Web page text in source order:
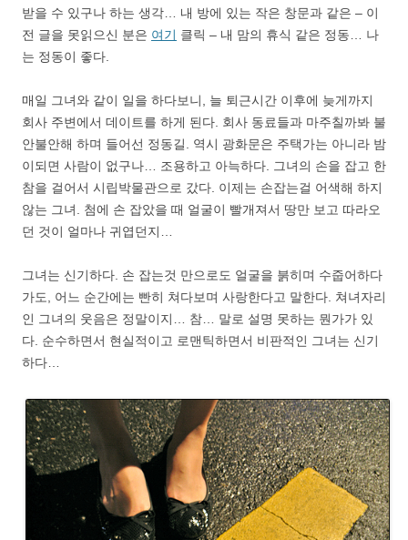
받을 수 있구나 하는 생각… 내 방에 있는 작은 창문과 같은 – 이
전 글을 못읽으신 분은 여기 클릭 – 내 맘의 휴식 같은 정동… 나
는 정동이 좋다.
매일 그녀와 같이 일을 하다보니, 늘 퇴근시간 이후에 늦게까지
회사 주변에서 데이트를 하게 된다. 회사 동료들과 마주칠까봐 불
안불안해 하며 들어선 정동길. 역시 광화문은 주택가는 아니라 밤
이되면 사람이 없구나… 조용하고 아늑하다. 그녀의 손을 잡고 한
참을 걸어서 시립박물관으로 갔다. 이제는 손잡는걸 어색해 하지
않는 그녀. 첨에 손 잡았을 때 얼굴이 빨개져서 땅만 보고 따라오
던 것이 얼마나 귀엽던지…
그녀는 신기하다. 손 잡는것 만으로도 얼굴을 붉히며 수줍어하다
가도, 어느 순간에는 빤히 쳐다보며 사랑한다고 말한다. 쳐녀자리
인 그녀의 웃음은 정말이지… 참… 말로 설명 못하는 뭔가가 있
다. 순수하면서 현실적이고 로맨틱하면서 비판적인 그녀는 신기
하다…